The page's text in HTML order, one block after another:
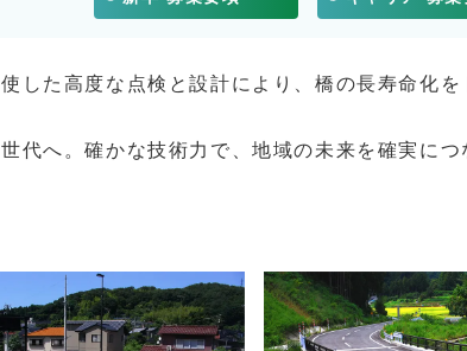
した高度な点検と設計により、橋の長寿命化を
へ。確かな技術力で、地域の未来を確実につ